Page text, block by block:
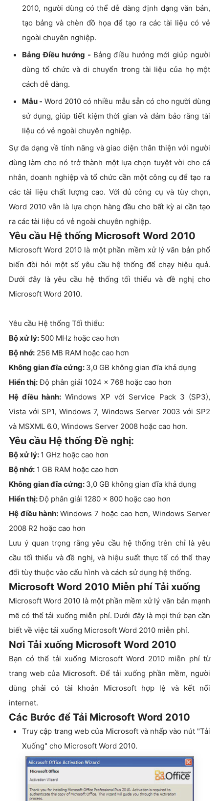
2010, người dùng có thể dễ dàng định dạng văn bản,
tạo bảng và chèn đồ họa để tạo ra các tài liệu có vẻ
ngoài chuyên nghiệp.
Bảng Điều hướng - Bảng điều hướng mới giúp người
dùng tổ chức và di chuyển trong tài liệu của họ một
cách dễ dàng.
Mẫu - Word 2010 có nhiều mẫu sẵn có cho người dùng
sử dụng, giúp tiết kiệm thời gian và đảm bảo rằng tài
liệu có vẻ ngoài chuyên nghiệp.
Sự đa dạng về tính năng và giao diện thân thiện với người
dùng làm cho nó trở thành một lựa chọn tuyệt vời cho cá
nhân, doanh nghiệp và tổ chức cần một công cụ để tạo ra
các tài liệu chất lượng cao. Với đủ công cụ và tùy chọn,
Word 2010 vẫn là lựa chọn hàng đầu cho bất kỳ ai cần tạo
ra các tài liệu có vẻ ngoài chuyên nghiệp.
Yêu cầu Hệ thống Microsoft Word 2010
Microsoft Word 2010 là một phần mềm xử lý văn bản phổ
biến đòi hỏi một số yêu cầu hệ thống để chạy hiệu quả.
Dưới đây là yêu cầu hệ thống tối thiểu và đề nghị cho
Microsoft Word 2010.
Yêu cầu Hệ thống Tối thiểu:
Bộ xử lý: 500 MHz hoặc cao hơn
Bộ nhớ: 256 MB RAM hoặc cao hơn
Không gian đĩa cứng: 3,0 GB không gian đĩa khả dụng
Hiển thị:Độ phân giải 1024 x 768 hoặc cao hơn
Hệ điều hành: Windows XP với Service Pack 3 (SP3),
Vista với SP1, Windows 7, Windows Server 2003 với SP2
và MSXML 6.0, Windows Server 2008 hoặc cao hơn.
Yêu cầu Hệ thống Đề nghị:
Bộ xử lý: 1 GHz hoặc cao hơn
Bộ nhớ: 1 GB RAM hoặc cao hơn
Không gian đĩa cứng: 3,0 GB không gian đĩa khả dụng
Hiển thị:Độ phân giải 1280 x 800 hoặc cao hơn
Hệ điều hành: Windows 7 hoặc cao hơn, Windows Server
2008 R2 hoặc cao hơn
Lưu ý quan trọng rằng yêu cầu hệ thống trên chỉ là yêu
cầu tối thiểu và đề nghị, và hiệu suất thực tế có thể thay
đổi tùy thuộc vào cấu hình và cách sử dụng hệ thống.
Microsoft Word 2010 Miễn phí Tải xuống
Microsoft Word 2010 là một phần mềm xử lý văn bản mạnh
mẽ có thể tải xuống miễn phí. Dưới đây là mọi thứ bạn cần
biết về việc tải xuống Microsoft Word 2010 miễn phí.
Nơi Tải xuống Microsoft Word 2010
Bạn có thể tải xuống Microsoft Word 2010 miễn phí từ
trang web của Microsoft. Để tải xuống phần mềm, người
dùng phải có tài khoản Microsoft hợp lệ và kết nối
internet.
Các Bước để Tải Microsoft Word 2010
Truy cập trang web của Microsoft và nhấp vào nút "Tải
Xuống" cho Microsoft Word 2010.